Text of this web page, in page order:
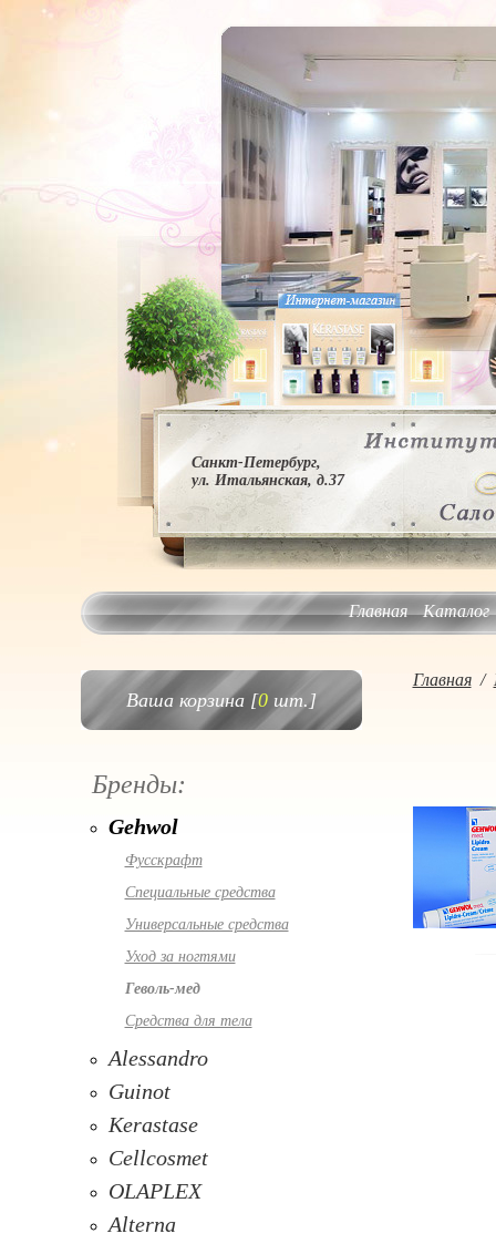
Санкт-Петербург,
ул. Итальянская, д.37
Главная Каталог
Ваша корзина [0шт.]
Бренды:
Gehwol
Фусскрафт
Специальные средства
Универсальные средства
Уход за ногтями
Геволь-мед
Средства для тела
Alessandro
Guinot
Kerastase
Cellcosmet
OLAPLEX
Alterna
Главная/